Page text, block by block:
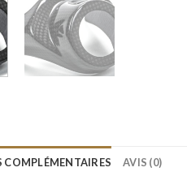
AVIS (0)